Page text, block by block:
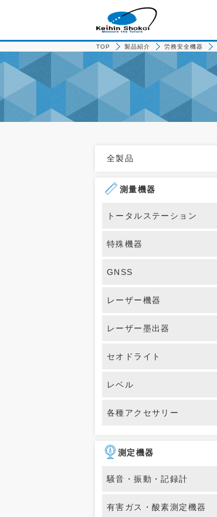
TOP 製品紹介 労務安全機器
全製品
測量機器
トータルステーション
特殊機器
GNSS
レーザー機器
レーザー墨出器
セオドライト
レベル
各種アクセサリー
測定機器
騒音・振動・記録計
有害ガス・酸素測定機器